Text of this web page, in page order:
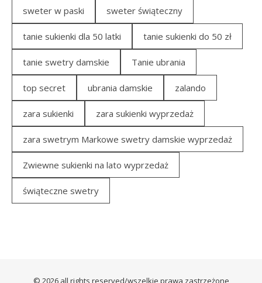
sweter w paski sweter świąteczny
tanie sukienki dla 50 latki tanie sukienki do 50 zł
tanie swetry damskie Tanie ubrania
top secret ubrania damskie zalando
zara sukienki zara sukienki wyprzedaż
zara swetrym Markowe swetry damskie wyprzedaż
Zwiewne sukienki na lato wyprzedaż
świąteczne swetry
© 2026 all rights reserved/wszelkie prawa zastrzeżone